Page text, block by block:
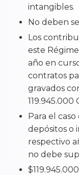
intangibles.
No deben
Los
este
año en
contratos
gravados
119.945.000
Para el
depósitos o
respectivo
no debe